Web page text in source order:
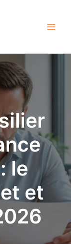
le
et